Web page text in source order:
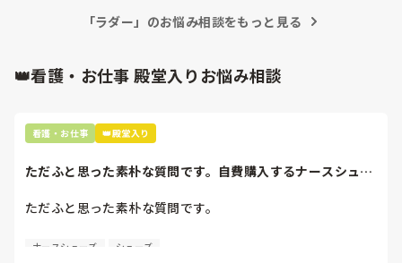
るのにも関わらずVS測定は検温のみ、また輸血のVSに関し
全く書けず処置解除に入ると、そのNSより、どういうつも
りで仕事してるのか？全部、あなたが申し送りするなら言わ
たのか説明してもらわないと困ると言われ落ち着いてから報
告するつもりだったことを伝えたものの私の態度だと誤解を
次へ続く
しれないですが、記録が書けなかった状況が発生している以
「ラダー」のお悩み相談をもっと見る
👑看護・お仕事 殿堂入りお悩み相談
看護・お仕事 👑殿堂入り
ただふと思った素朴な質問です。自費購入するナースシュー
ただふと思った素朴な質問です。
自費購入するナースシューズ(職場で使用してる靴)っていく
ナースシューズ シューズ